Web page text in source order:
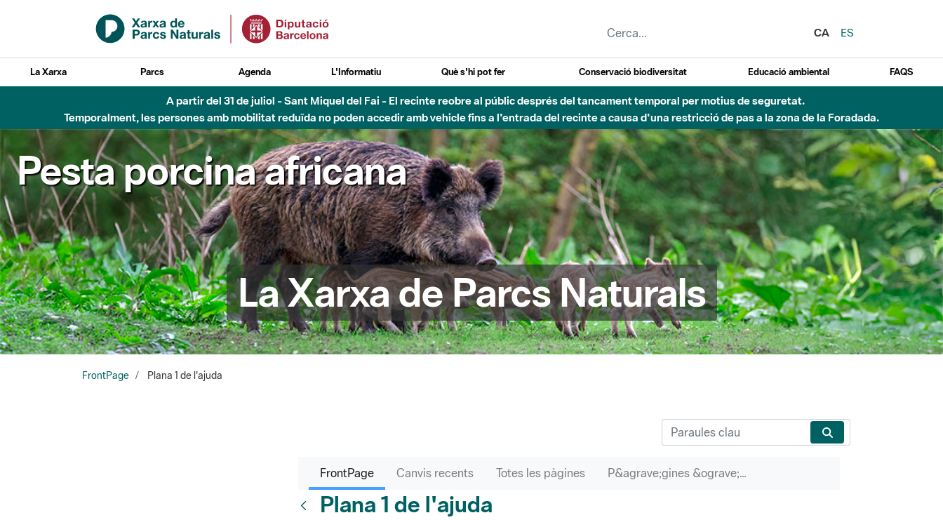
Salta al contingut principal
CA
ES
La Xarxa Parcs Agenda L'Informatiu Què s'hi pot fer Conservació biodiversitat Educació ambiental FAQS
A partir del 31 de juliol - Sant Miquel del Fai - El recinte reobre al públic després del tancament temporal per motius de seguretat.
Temporalment, les persones amb mobilitat reduïda no poden accedir amb vehicle fins a l'entrada del recinte a causa d'una restricció de pas a la zona de la Foradada.
Pesta porcina africana
La Xarxa de Parcs Naturals
FrontPage Plana 1 de l'ajuda
FrontPage Canvis recents Totes les pàgines P&agrave;gines &ograve;rfenes
Plana 1 de l'ajuda